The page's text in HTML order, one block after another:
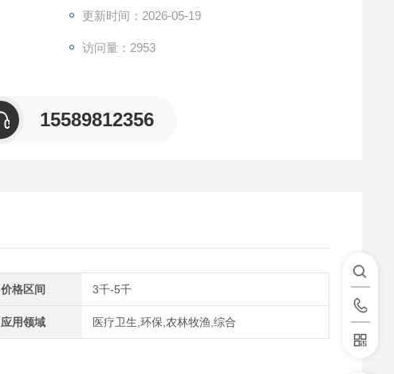
更新时间：2026-05-19
访问量：2953
15589812356
价格区间 3千-5千
应用领域 医疗卫生,环保,农林牧渔,综合